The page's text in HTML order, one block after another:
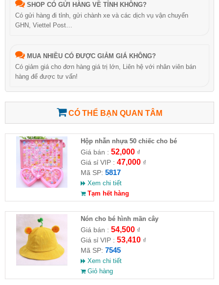
SHOP CÓ GỬI HÀNG VỀ TỈNH KHÔNG?
Có gửi hàng đi tỉnh, gửi chành xe và các dịch vụ vận chuyển
GHN, Viettel Post…
MUA NHIỀU CÓ ĐƯỢC GIẢM GIÁ KHÔNG?
Có giảm giá cho đơn hàng giá trị lớn, Liên hệ với nhân viên bán
hàng để được tư vấn!
CÓ THỂ BẠN QUAN TÂM
Hộp nhẫn nhựa 50 chiếc cho bé
Giá bán : 52,000₫
Giá sỉ VIP : 47,000₫
Mã SP: 5817
Xem chi tiết
Tạm hết hàng
Nón cho bé hình mần cây
Giá bán : 54,500₫
Giá sỉ VIP : 53,410₫
Mã SP: 7545
Xem chi tiết
Giỏ hàng